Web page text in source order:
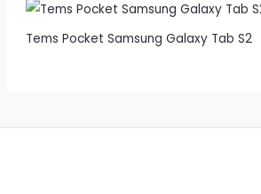
Tems Pocket Samsung Galaxy Tab S2